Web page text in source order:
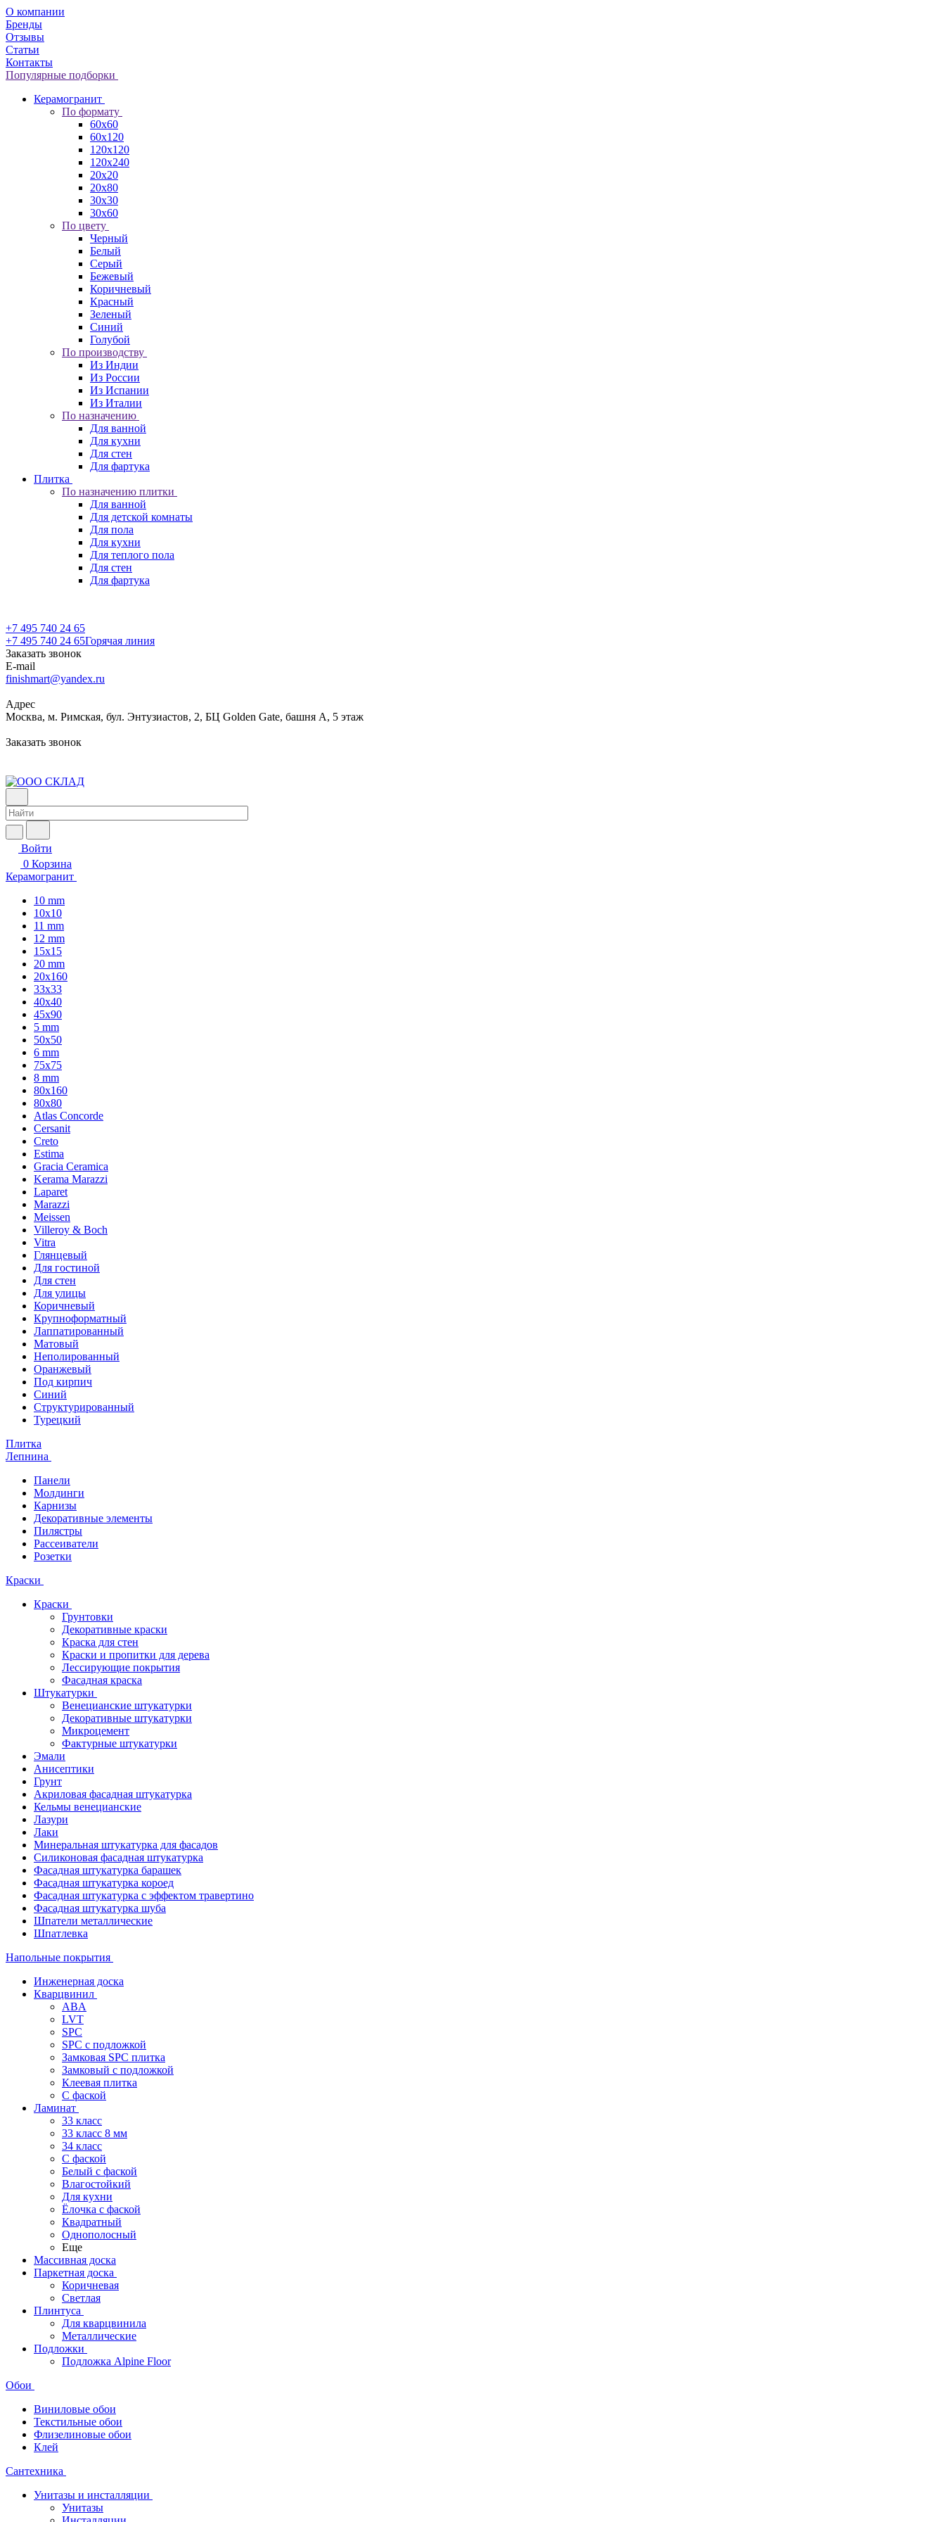
О компании
Бренды
Отзывы
Статьи
Контакты
Популярные подборки
Керамогранит
По формату
60x60
60x120
120x120
120x240
20x20
20x80
30x30
30x60
По цвету
Черный
Белый
Серый
Бежевый
Коричневый
Красный
Зеленый
Синий
Голубой
По производству
Из Индии
Из России
Из Испании
Из Италии
По назначению
Для ванной
Для кухни
Для стен
Для фартука
Плитка
По назначению плитки
Для ванной
Для детской комнаты
Для пола
Для кухни
Для теплого пола
Для стен
Для фартука
+7 495 740 24 65
+7 495 740 24 65Горячая линия
Заказать звонок
E-mail
finishmart@yandex.ru
Адрес
Москва, м. Римская, бул. Энтузиастов, 2, БЦ Golden Gate, башня А, 5 этаж
Заказать звонок
Войти
0 Корзина
Керамогранит
10 mm
10x10
11 mm
12 mm
15x15
20 mm
20х160
33x33
40х40
45x90
5 mm
50x50
6 mm
75х75
8 mm
80x160
80x80
Atlas Concorde
Cersanit
Creto
Estima
Gracia Ceramica
Kerama Marazzi
Laparet
Marazzi
Meissen
Villeroy & Boch
Vitra
Глянцевый
Для гостиной
Для стен
Для улицы
Коричневый
Крупноформатный
Лаппатированный
Матовый
Неполированный
Оранжевый
Под кирпич
Синий
Структурированный
Турецкий
Плитка
Лепнина
Панели
Молдинги
Карнизы
Декоративные элементы
Пилястры
Рассеиватели
Розетки
Краски
Краски
Грунтовки
Декоративные краски
Краска для стен
Краски и пропитки для дерева
Лессирующие покрытия
Фасадная краска
Штукатурки
Венецианские штукатурки
Декоративные штукатурки
Микроцемент
Фактурные штукатурки
Эмали
Анисептики
Грунт
Акриловая фасадная штукатурка
Кельмы венецианские
Лазури
Лаки
Минеральная штукатурка для фасадов
Силиконовая фасадная штукатурка
Фасадная штукатурка барашек
Фасадная штукатурка короед
Фасадная штукатурка с эффектом травертино
Фасадная штукатурка шуба
Шпатели металлические
Шпатлевка
Напольные покрытия
Инженерная доска
Кварцвинил
ABA
LVT
SPC
SPC с подложкой
Замковая SPC плитка
Замковый с подложкой
Клеевая плитка
С фаской
Ламинат
33 класс
33 класс 8 мм
34 класс
C фаской
Белый с фаской
Влагостойкий
Для кухни
Ёлочка с фаской
Квадратный
Однополосный
Еще
Массивная доска
Паркетная доска
Коричневая
Светлая
Плинтуса
Для кварцвинила
Металлические
Подложки
Подложка Alpine Floor
Обои
Виниловые обои
Текстильные обои
Флизелиновые обои
Клей
Сантехника
Унитазы и инсталляции
Унитазы